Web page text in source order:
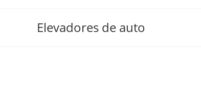
Elevadores de auto